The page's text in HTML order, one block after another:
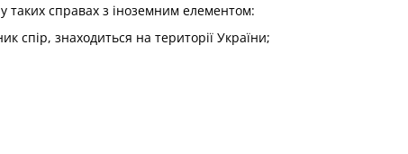
таких справах з іноземним елементом:
спір, знаходиться на території України;